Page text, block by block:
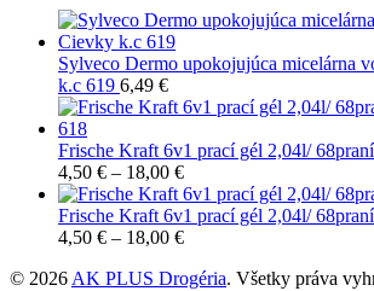
Sylveco Dermo upokojujúca micelárna
k.c 619 6,49 €
Frische Kraft 6v1 prací gél 2,04l/
4,50 € – 18,00 €
Frische Kraft 6v1 prací gél 2,04l/
4,50 € – 18,00 €
© 2026 AK PLUS Drogéria. Všetky práva